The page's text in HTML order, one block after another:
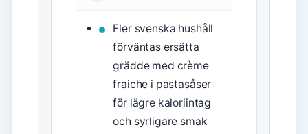
Fler svenska hushåll
förväntas ersätta
grädde med crème
fraiche i pastasåser
för lägre kaloriintag
och syrligare smak